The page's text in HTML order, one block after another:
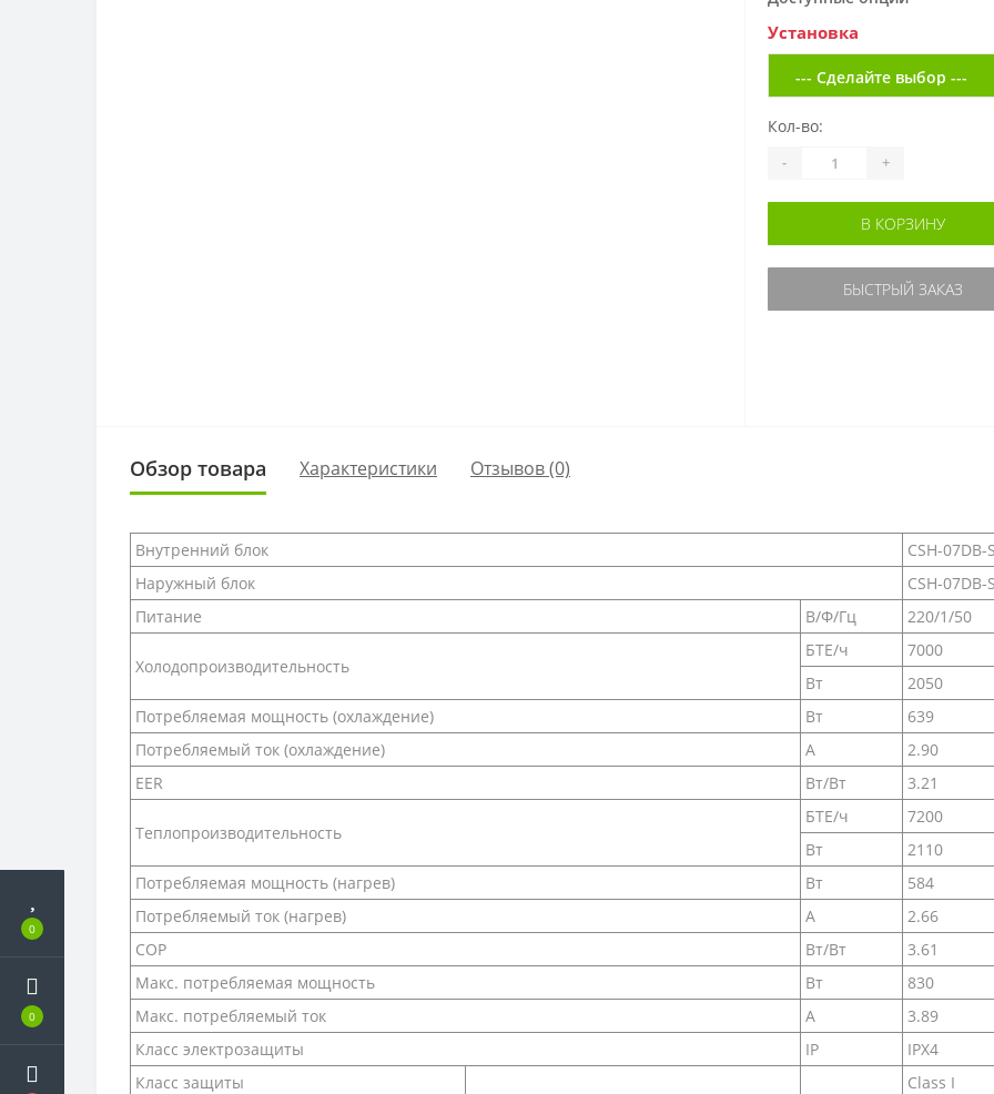
0
0
Установка
Кол-во:
- +
В КОРЗИНУ
БЫСТРЫЙ ЗАКАЗ
Обзор товара Характеристики Отзывов (0)
Внутренний блок
CSH-07DB-
Наружный блок
CSH-07DB-
Питание
В/Ф/Гц 220/1/50
Холодопроизводительность
БТЕ/ч
7000
Вт
2050
Потребляемая мощность (охлаждение)
Вт
639
Потребляемый ток (охлаждение)
А
2.90
EER
Вт/Вт 3.21
Теплопроизводительность
БТЕ/ч
7200
Вт
2110
Потребляемая мощность (нагрев)
Вт
584
Потребляемый ток (нагрев)
А
2.66
COP
Вт/Вт
3.61
Макс. потребляемая мощность
Вт
830
Макс. потребляемый ток
А
3.89
Класс электрозащиты
IP
IPX4
Класс защиты
Class I